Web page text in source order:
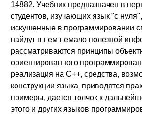
14882. Учебник предназначен в
студентов, изучающих язык "с
искушенные в программировании
найдут в нем немало полезной
рассматриваются принципы
ориентированного
реализация на C++, средства,
конструкции языка, приводятся
примеры, дается толчок к
этого и других языков